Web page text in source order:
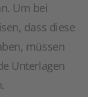
Um bei
dass diese
müssen
Unterlagen